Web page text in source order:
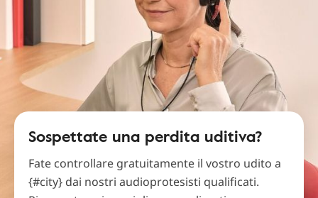
Sospettate una perdita uditiva?
Fate controllare gratuitamente il vostro udito a
{#city} dai nostri audioprotesisti qualificati.